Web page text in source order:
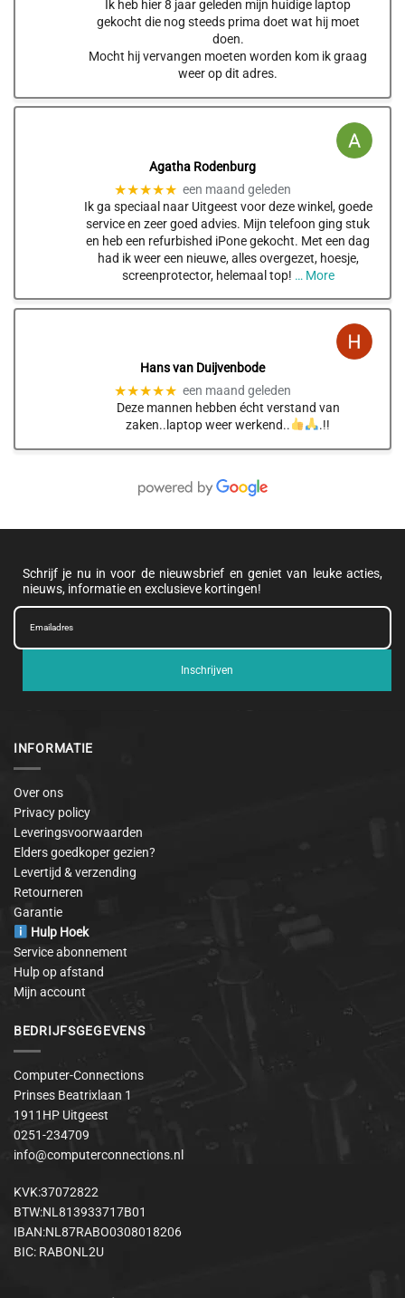
Ik heb hier 8 jaar geleden mijn huidige laptop
gekocht die nog steeds prima doet wat hij moet
doen.
Mocht hij vervangen moeten worden kom ik graag
weer op dit adres.
Agatha Rodenburg
★★★★★ een maand geleden
Ik ga speciaal naar Uitgeest voor deze winkel, goede
service en zeer goed advies. Mijn telefoon ging stuk
en heb een refurbished iPone gekocht. Met een dag
had ik weer een nieuwe, alles overgezet, hoesje,
screenprotector, helemaal top! … More
Hans van Duijvenbode
★★★★★ een maand geleden
Deze mannen hebben écht verstand van
zaken..laptop weer werkend..
.!!
Schrijf je nu in voor de nieuwsbrief en geniet van leuke acties,
nieuws, informatie en exclusieve kortingen!
Inschrijven
INFORMATIE
Over ons
Privacy policy
Leveringsvoorwaarden
Elders goedkoper gezien?
Levertijd & verzending
Retourneren
Garantie
Hulp Hoek
Service abonnement
Hulp op afstand
Mijn account
BEDRIJFSGEGEVENS
Computer-Connections
Prinses Beatrixlaan 1
1911HP Uitgeest
0251-234709
info@computerconnections.nl
KVK:37072822
BTW:NL813933717B01
IBAN:NL87RABO0308018206
BIC: RABONL2U